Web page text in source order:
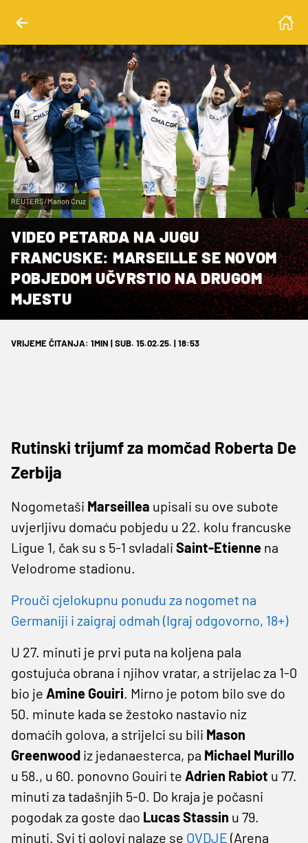
REUTERS/Manon Cruz
VIDEO PETARDA NA JUGU
FRANCUSKE: MARSEILLE SE NOVOM
POBJEDOM UČVRSTIO NA DRUGOM
MJESTU
VRIJEME ČITANJA: 1MIN | SUB. 15.02.25. | 18:53
Rutinski trijumf za momčad Roberta De
Zerbija
Nogometaši Marseillea upisali su ove subote
uvjerljivu domaću pobjedu u 22. kolu francuske
Ligue 1, čak su s 5-1 svladali Saint-Etienne na
Velodrome stadionu.
Prouči cjelokupnu ponudu za nogomet na
Germaniji i zaigraj odmah (Igraj odgovorno, 18+)
U 27. minuti je prvi puta na koljena pala
gostujuća obrana i njihov vratar, a strijelac za 1-0
bio je Amine Gouiri. Mirno je potom bilo sve do
50. minute kada se žestoko nastavio niz
domaćih golova, a strijelci su bili Mason
Greenwood iz jedanaesterca, pa Michael Murillo
u 58., u 60. ponovno Gouiri te Adrien Rabiot u 77.
minuti za tadašnjih 5-0. Do kraja je počasni
pogodak za goste dao Lucas Stassin u 79.
minuti. Svi ti golovi nalaze se OVDJE (Arena